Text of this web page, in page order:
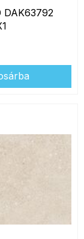
DAK63792